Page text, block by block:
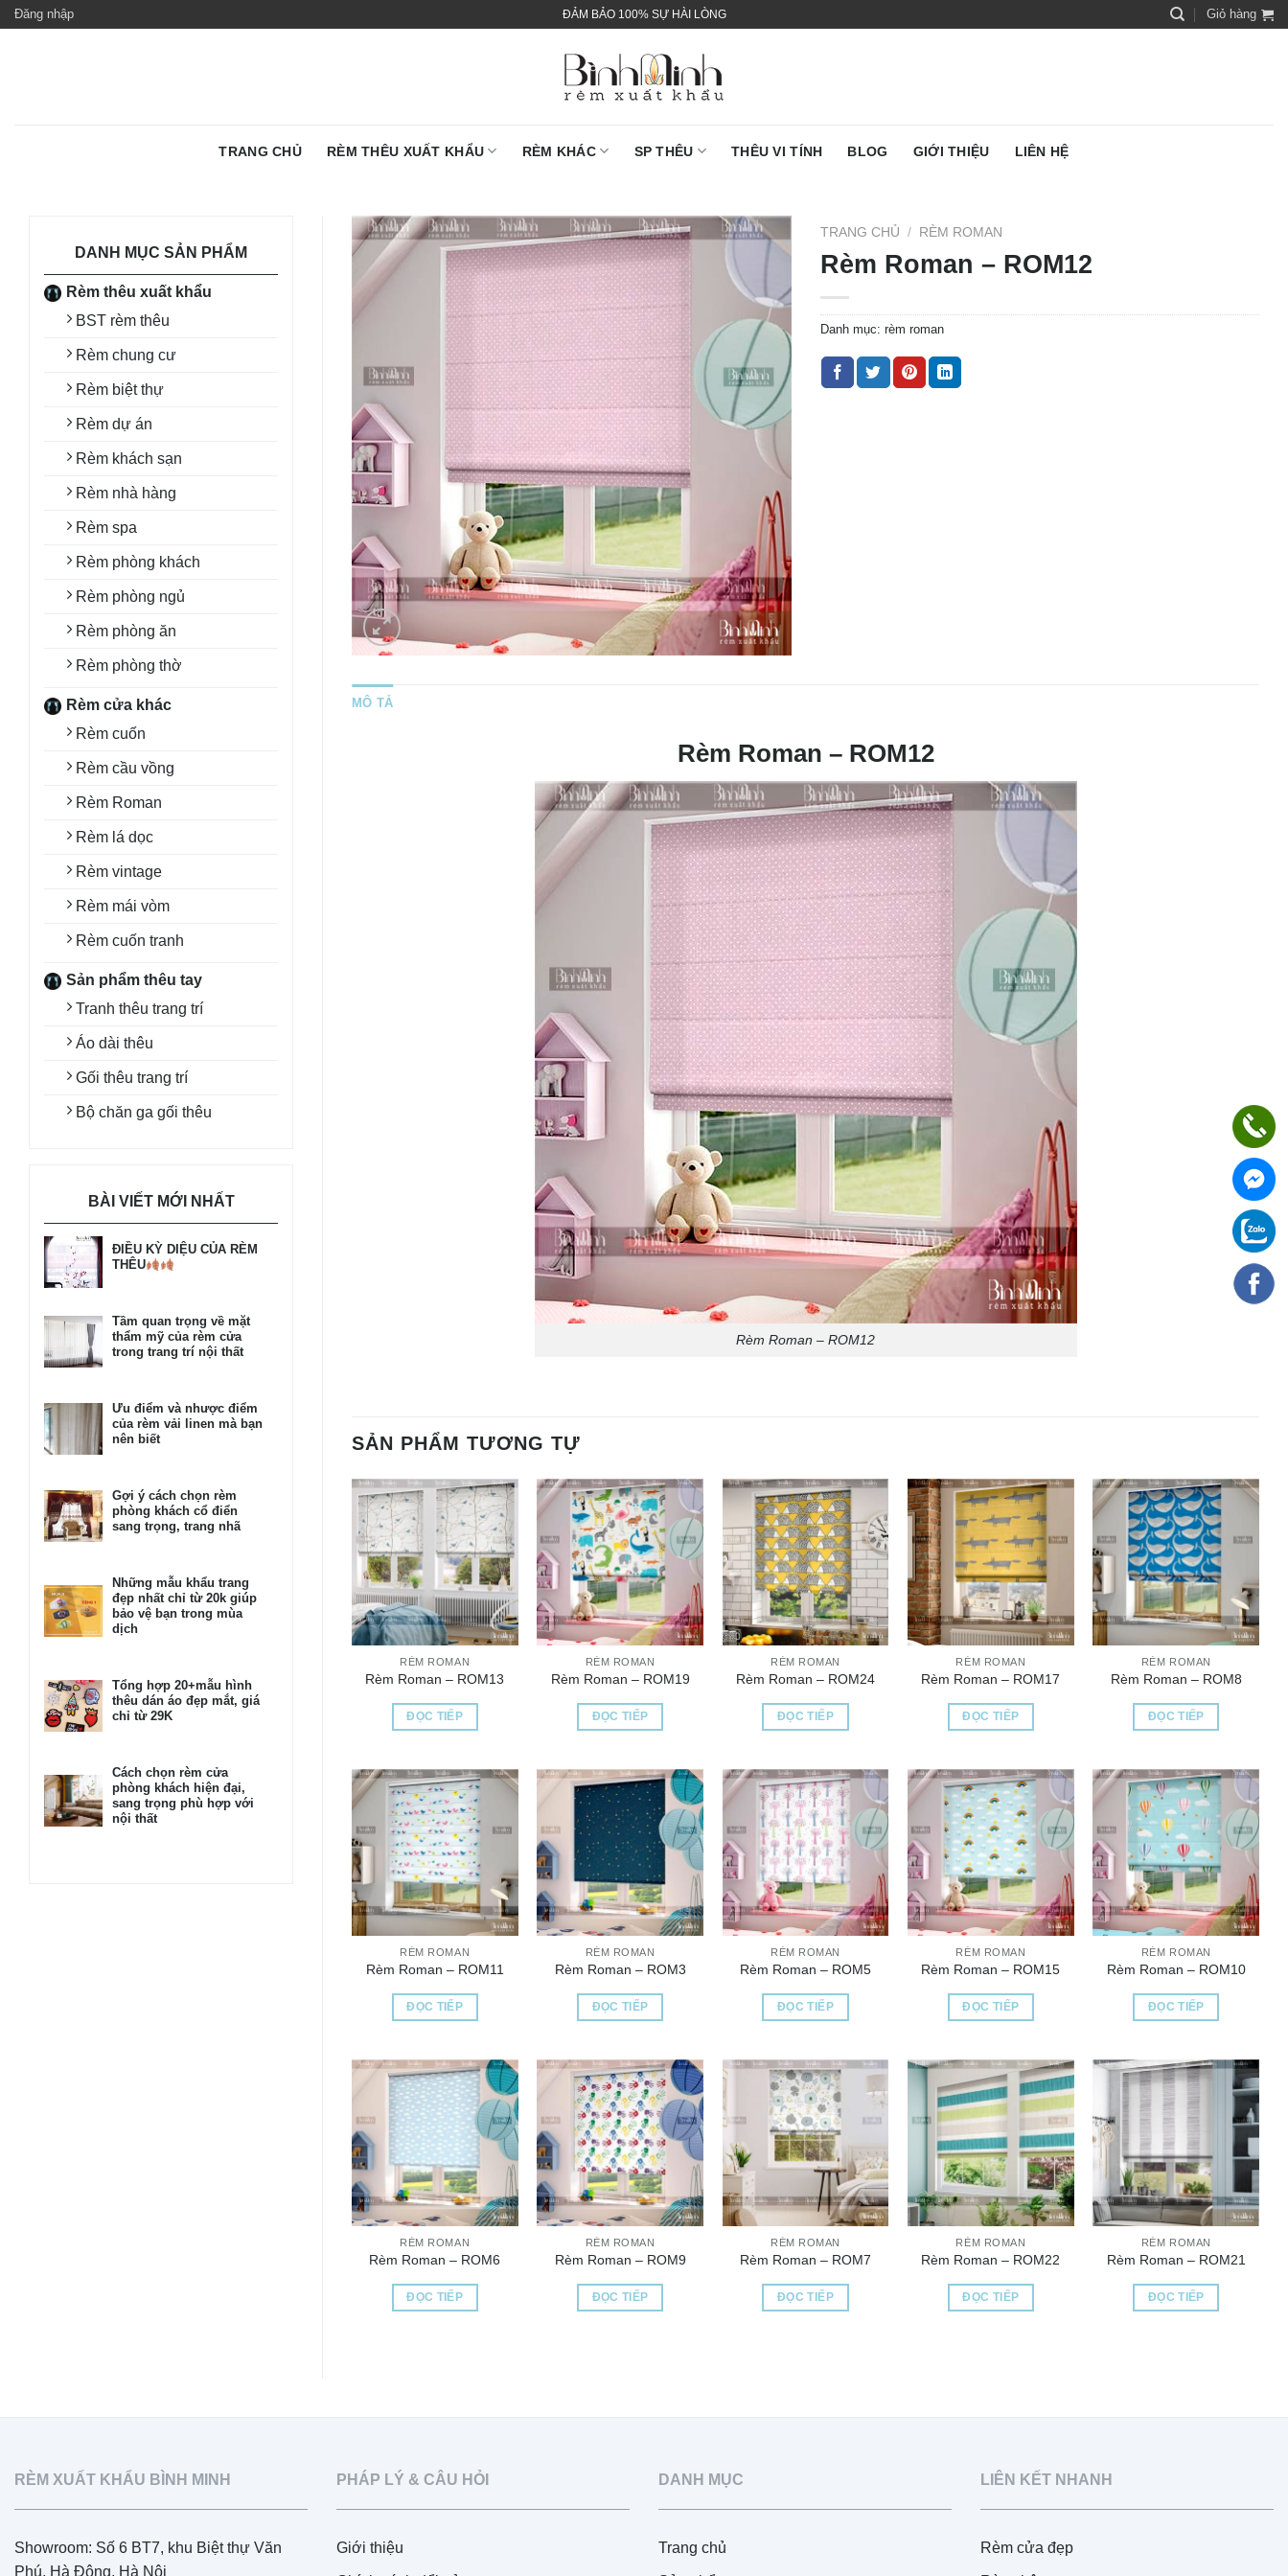
SkipĐăng nhập ĐẢM BẢO 100% SỰ HÀI LÒNG Giỏ hàng
TRANG CHỦ RÈM THÊU XUẤT KHẨU RÈM KHÁC SP THÊU THÊU VI TÍNH BLOG GIỚI THIỆU LIÊN HỆ
DANH MỤC SẢN PHẨM
Rèm thêu xuất khẩu
BST rèm thêu
Rèm chung cư
Rèm biệt thự
Rèm dự án
Rèm khách sạn
Rèm nhà hàng
Rèm spa
Rèm phòng khách
Rèm phòng ngủ
Rèm phòng ăn
Rèm phòng thờ
Rèm cửa khác
Rèm cuốn
Rèm cầu vồng
Rèm Roman
Rèm lá dọc
Rèm vintage
Rèm mái vòm
Rèm cuốn tranh
Sản phẩm thêu tay
Tranh thêu trang trí
Áo dài thêu
Gối thêu trang trí
Bộ chăn ga gối thêu
BÀI VIẾT MỚI NHẤT
ĐIỀU KỲ DIỆU CỦA RÈM
THÊU
Tầm quan trọng về mặt
thẩm mỹ của rèm cửa
trong trang trí nội thất
Ưu điểm và nhược điểm
của rèm vải linen mà bạn
nên biết
Gợi ý cách chọn rèm
phòng khách cổ điển
sang trọng, trang nhã
Những mẫu khẩu trang
đẹp nhất chỉ từ 20k giúp
bảo vệ bạn trong mùa
dịch
Tổng hợp 20+mẫu hình
thêu dán áo đẹp mắt, giá
chỉ từ 29K
Cách chọn rèm cửa
phòng khách hiện đại,
sang trọng phù hợp với
nội thất
TRANG CHỦ / RÈM ROMAN
Rèm Roman – ROM12
Danh mục: rèm roman
MÔ TẢ
Rèm Roman – ROM12
Rèm Roman – ROM12
SẢN PHẨM TƯƠNG TỰ
RÈM ROMAN
Rèm Roman – ROM13
ĐỌC TIẾP
RÈM ROMAN
Rèm Roman – ROM19
ĐỌC TIẾP
RÈM ROMAN
Rèm Roman – ROM24
ĐỌC TIẾP
RÈM ROMAN
Rèm Roman – ROM17
ĐỌC TIẾP
RÈM ROMAN
Rèm Roman – ROM8
ĐỌC TIẾP
RÈM ROMAN
Rèm Roman – ROM11
ĐỌC TIẾP
RÈM ROMAN
Rèm Roman – ROM3
ĐỌC TIẾP
RÈM ROMAN
Rèm Roman – ROM5
ĐỌC TIẾP
RÈM ROMAN
Rèm Roman – ROM15
ĐỌC TIẾP
RÈM ROMAN
Rèm Roman – ROM10
ĐỌC TIẾP
RÈM ROMAN
Rèm Roman – ROM6
ĐỌC TIẾP
RÈM ROMAN
Rèm Roman – ROM9
ĐỌC TIẾP
RÈM ROMAN
Rèm Roman – ROM7
ĐỌC TIẾP
RÈM ROMAN
Rèm Roman – ROM22
ĐỌC TIẾP
RÈM ROMAN
Rèm Roman – ROM21
ĐỌC TIẾP
RÈM XUẤT KHẨU BÌNH MINH
Showroom: Số 6 BT7, khu Biệt thự Văn
Phú, Hà Đông, Hà Nội
PHÁP LÝ & CÂU HỎI
Giới thiệu
DANH MỤC
Trang chủ
LIÊN KẾT NHANH
Rèm cửa đẹp